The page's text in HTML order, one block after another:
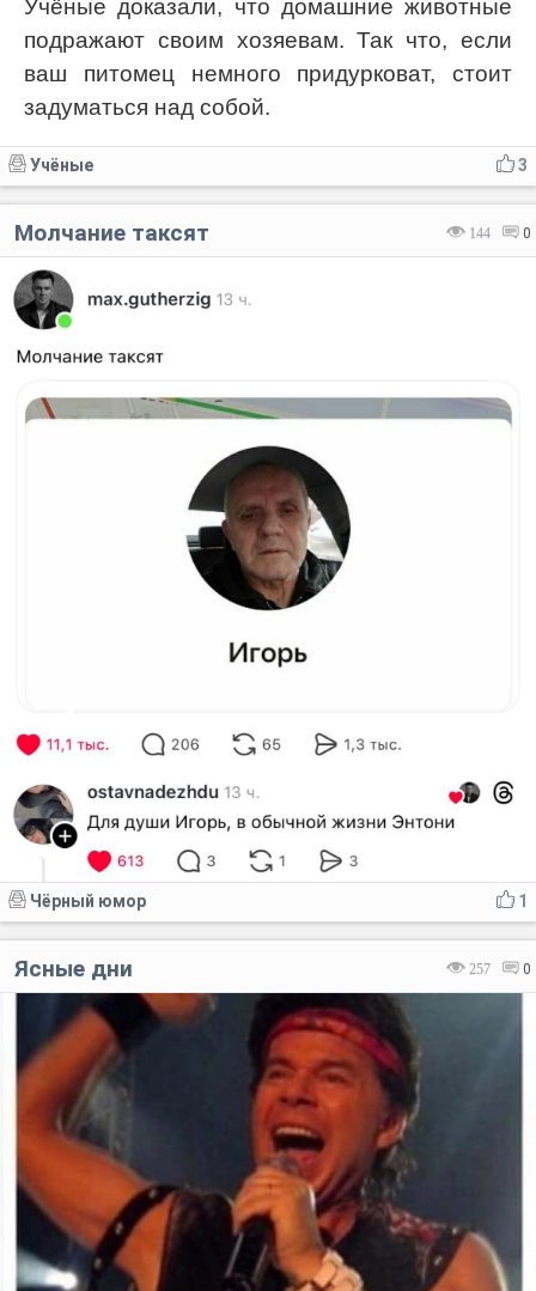
Учёные доказали, что домашние животные
подражают своим хозяевам. Так что, если
ваш питомец немного придурковат, стоит
задуматься над собой.
3
Учёные
144 0
Молчание таксят
1
Чёрный юмор
257 0
Ясные дни